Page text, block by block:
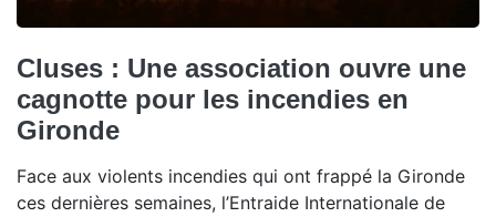
Cluses : Une association ouvre une
cagnotte pour les incendies en
Gironde
Face aux violents incendies qui ont frappé la Gironde
ces dernières semaines, l’Entraide Internationale de